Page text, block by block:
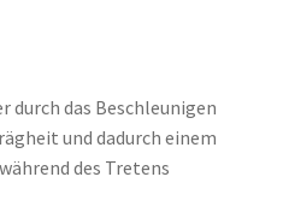
durch das Beschleunigen
und dadurch einem
des Tretens